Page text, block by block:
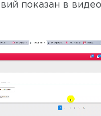
показан в